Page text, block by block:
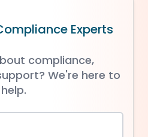
Experts
compliance,
We're here to
help.